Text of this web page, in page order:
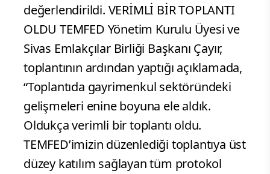
değerlendirildi. VERİMLİ BİR TOPLANTI
OLDU TEMFED Yönetim Kurulu Üyesi ve
Sivas Emlakçılar Birliği Başkanı Çayır,
toplantının ardından yaptığı açıklamada,
“Toplantıda gayrimenkul sektöründeki
gelişmeleri enine boyuna ele aldık.
Oldukça verimli bir toplantı oldu.
TEMFED’imizin düzenlediği toplantıya üst
düzey katılım sağlayan tüm protokol